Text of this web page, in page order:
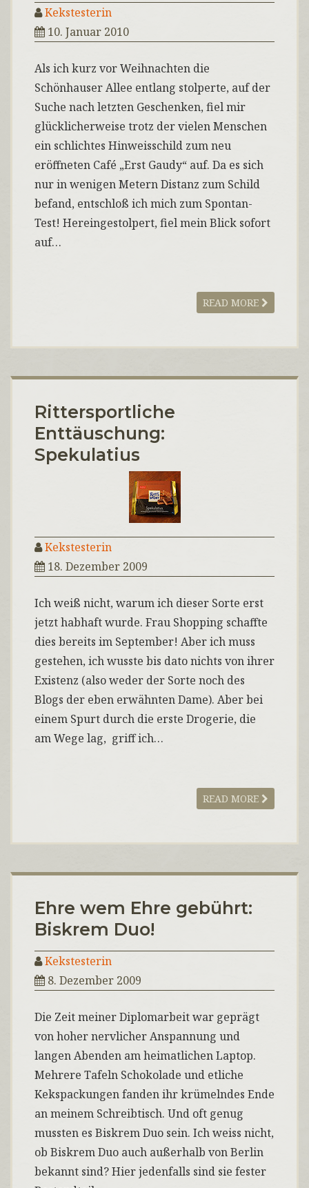
Kekstesterin
10. Januar 2010
Als ich kurz vor Weihnachten die
Schönhauser Allee entlang stolperte, auf der
Suche nach letzten Geschenken, fiel mir
glücklicherweise trotz der vielen Menschen
ein schlichtes Hinweisschild zum neu
eröffneten Café „Erst Gaudy“ auf. Da es sich
nur in wenigen Metern Distanz zum Schild
befand, entschloß ich mich zum Spontan-
Test! Hereingestolpert, fiel mein Blick sofort
auf…
READ MORE
Rittersportliche
Enttäuschung:
Spekulatius
Kekstesterin
18. Dezember 2009
Ich weiß nicht, warum ich dieser Sorte erst
jetzt habhaft wurde. Frau Shopping schaffte
dies bereits im September! Aber ich muss
gestehen, ich wusste bis dato nichts von ihrer
Existenz (also weder der Sorte noch des
Blogs der eben erwähnten Dame). Aber bei
einem Spurt durch die erste Drogerie, die
am Wege lag, griff ich…
READ MORE
Ehre wem Ehre gebührt:
Biskrem Duo!
Kekstesterin
8. Dezember 2009
Die Zeit meiner Diplomarbeit war geprägt
von hoher nervlicher Anspannung und
langen Abenden am heimatlichen Laptop.
Mehrere Tafeln Schokolade und etliche
Kekspackungen fanden ihr krümelndes Ende
an meinem Schreibtisch. Und oft genug
mussten es Biskrem Duo sein. Ich weiss nicht,
ob Biskrem Duo auch außerhalb von Berlin
bekannt sind? Hier jedenfalls sind sie fester